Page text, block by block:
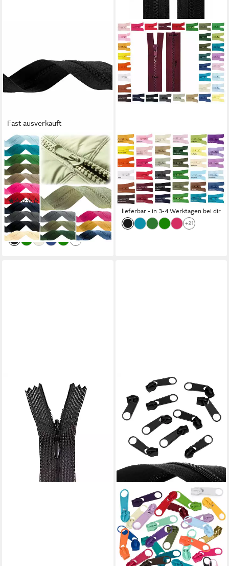
Fast ausverkauft
MADDMA
Reißverschluss Kunststoff-
Reißverschluss 10m endlos
Profil 5mm, Farbwahl, 322
schwarz
(1)
8,75 €
(0,88 €/ 1 m)
lieferbar - in 3-4 Werktagen bei dir
+11
MADDMA
Reißverschluss 1
Reißverschluss Kunststoff-
Profil 5mm 50cm
Profilreißverschluss, schwarz
2,78 €
lieferbar - in 3-4 Werktagen bei dir
+21
MADDMA
Reißverschluss 1
Reißverschluss spiral
verdeckt 20cm, unteilbar,
unsichtbar, 332 schwarz
lieferbar - in 3-4 Werktagen bei dir
+83